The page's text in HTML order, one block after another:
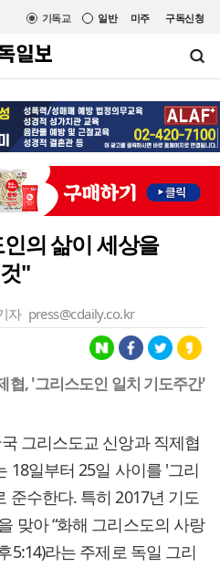
미주 구독신청
일반
기독교
의 삶이 세상을
"
자 press@cdaily.co.kr
협, '그리스도인 일치 기도주간'
그리스도교 신앙과 직제협
18일부터 25일 사이를 '그리
준수한다. 특히 2017년 기도
맞아 “화해 그리스도의 사랑
5:14)라는 주제로 독일 그리